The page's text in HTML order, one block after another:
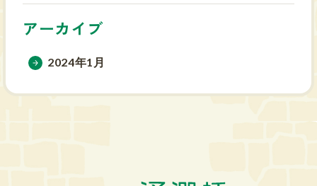
アーカイブ
2024年1月